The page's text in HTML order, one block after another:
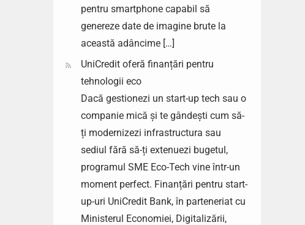
pentru smartphone capabil să
genereze date de imagine brute la
această adâncime […]
UniCredit oferă finanțări pentru
tehnologii eco
Dacă gestionezi un start-up tech sau o
companie mică și te gândești cum să-
ți modernizezi infrastructura sau
sediul fără să-ți extenuezi bugetul,
programul SME Eco-Tech vine într-un
moment perfect. Finanțări pentru start-
up-uri UniCredit Bank, în parteneriat cu
Ministerul Economiei, Digitalizării,